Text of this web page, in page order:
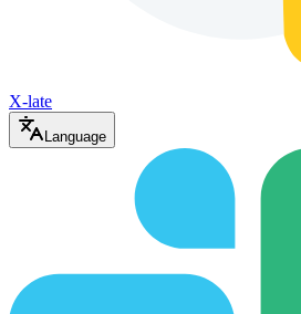
X-late
Language